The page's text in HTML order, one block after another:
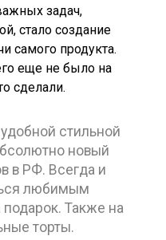
задач,
стало создание
самого продукта.
еще не было на
сделали.
стильной
новый
в РФ. Всегда и
любимым
подарок. Также на
торты.